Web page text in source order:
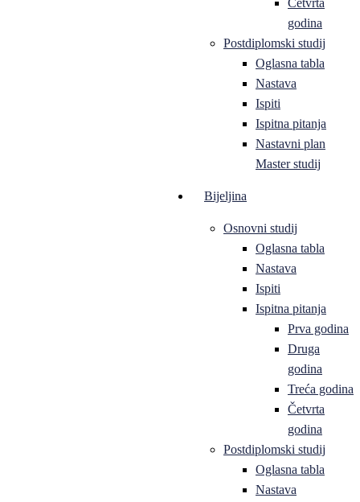
Četvrta
godina
Postdiplomski studij
Oglasna tabla
Nastava
Ispiti
Ispitna pitanja
Nastavni plan
Master studij
Bijeljina
Osnovni studij
Oglasna tabla
Nastava
Ispiti
Ispitna pitanja
Prva godina
Druga
godina
Treća godina
Četvrta
godina
Postdiplomski studij
Oglasna tabla
Nastava